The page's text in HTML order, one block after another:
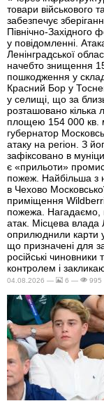
товари військового
забезпечує
Північно-Західного
у повідомленні.
Ленінградської
начебто знищення
пошкодження у
Красний Бор у
у селищі, що за
розташовано кілька
площею 154 000 кв.
губернатор
атаку на регіон. З
зафіксовано в
є «прильоти»
пожеж. Найбільша з
в Чехово
приміщення
пожежа. Нагадаємо,
атак. Місцева влада
оприлюднили карти
що призначені для
російські
контролем і
04.08.2026 — 6 — 995